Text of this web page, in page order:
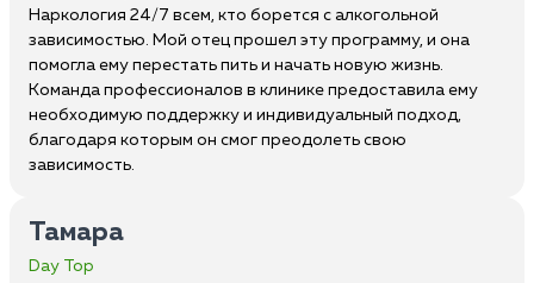
Наркология 24/7 всем, кто борется с алкогольной
зависимостью. Мой отец прошел эту программу, и она
помогла ему перестать пить и начать новую жизнь.
Команда профессионалов в клинике предоставила ему
необходимую поддержку и индивидуальный подход,
благодаря которым он смог преодолеть свою
зависимость.
Тамара
Day Top